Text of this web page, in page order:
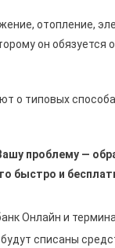
отопление,
он
о типовых
проблему —
быстро и
Онлайн и
списаны